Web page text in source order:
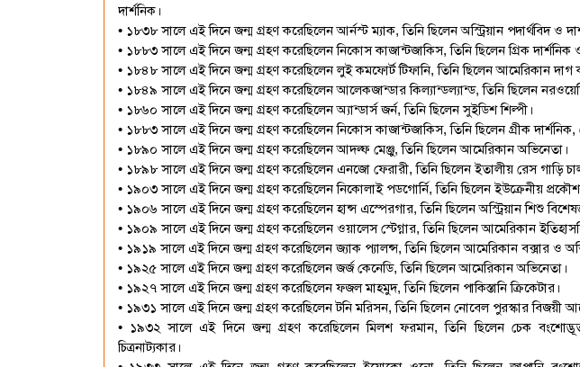
দার্শনিক।
• ১৮৩৮ সালে এই দিনে জন্ম গ্রহণ করেছিলেন আর্নস্ট ম্যাক, তিনি ছিলেন অস্ট্রিয়ান পদার্থবিদ ও
• ১৮৮৩ সালে এই দিনে জন্ম গ্রহণ করেছিলেন নিকোস কাজান্টজাকিস, তিনি ছিলেন গ্রিক
• ১৮৪৮ সালে এই দিনে জন্ম গ্রহণ করেছিলেন লুই কমফোর্ট টিফানি, তিনি ছিলেন আমেরিকান দাগ
• ১৮৪৯ সালে এই দিনে জন্ম গ্রহণ করেছিলেন আলেকজান্ডার কিল্যান্ডল্যান্ড, তিনি ছিলেন
• ১৮৬০ সালে এই দিনে জন্ম গ্রহণ করেছিলেন অ্যান্ডার্স জর্ন, তিনি ছিলেন সুইডিশ শিল্পী।
• ১৮৮৩ সালে এই দিনে জন্ম গ্রহণ করেছিলেন নিকোস কাজান্টজাকিস, তিনি ছিলেন গ্রীক
• ১৮৯০ সালে এই দিনে জন্ম গ্রহণ করেছিলেন আদল্ফ মেঞ্জু, তিনি ছিলেন আমেরিকান অভিনেতা।
• ১৮৯৮ সালে এই দিনে জন্ম গ্রহণ করেছিলেন এনজো ফেরারী, তিনি ছিলেন ইতালীয় রেস গাড়ি
• ১৯০৩ সালে এই দিনে জন্ম গ্রহণ করেছিলেন নিকোলাই পডগোর্নি, তিনি ছিলেন ইউক্রেনীয়
• ১৯০৬ সালে এই দিনে জন্ম গ্রহণ করেছিলেন হান্স এস্পেরগার, তিনি ছিলেন অস্ট্রিয়ান শিশু
• ১৯০৯ সালে এই দিনে জন্ম গ্রহণ করেছিলেন ওয়ালেস স্টেগ্নার, তিনি ছিলেন আমেরিকান
• ১৯১৯ সালে এই দিনে জন্ম গ্রহণ করেছিলেন জ্যাক প্যালন্স, তিনি ছিলেন আমেরিকান বক্সার ও
• ১৯২৫ সালে এই দিনে জন্ম গ্রহণ করেছিলেন জর্জ কেনেডি, তিনি ছিলেন আমেরিকান অভিনেতা।
• ১৯২৭ সালে এই দিনে জন্ম গ্রহণ করেছিলেন ফজল মাহমুদ, তিনি ছিলেন পাকিস্তানি ক্রিকেটার।
• ১৯৩১ সালে এই দিনে জন্ম গ্রহণ করেছিলেন টনি মরিসন, তিনি ছিলেন নোবেল পুরস্কার বিজয়ী
• ১৯৩২ সালে এই দিনে জন্ম গ্রহণ করেছিলেন মিলশ ফরমান, তিনি ছিলেন চেক
চিত্রনাট্যকার।